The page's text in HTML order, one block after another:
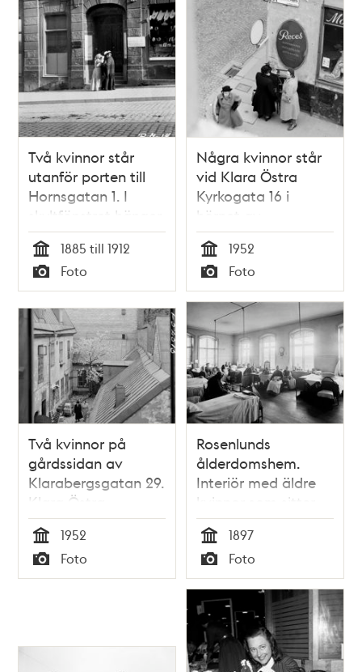
Två kvinnor står
utanför porten till
Hornsgatan 1. I
skyltfönstret hänger
löskragar och
skjortbröst. Ovanför
porten sitter en
skvallerspegel i
fönstret
Tid
1885 till 1912
Typ
Foto
Några kvinnor står
vid Klara Östra
Kyrkogata 16 i
hörnet av
Klarabergsgatan 29
Tid
1952
Typ
Foto
Två kvinnor på
gårdssidan av
Klarabergsgatan 29.
Klara Östra
Kyrkogata 16 t.h
Tid
1952
Typ
Foto
Rosenlunds
ålderdomshem.
Interiör med äldre
kvinnor som sitter
på stolar invid
sängar. Några är
sysselsatta med
handarbete
Tid
1897
Typ
Foto